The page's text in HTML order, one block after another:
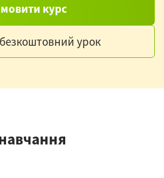
курс
урок